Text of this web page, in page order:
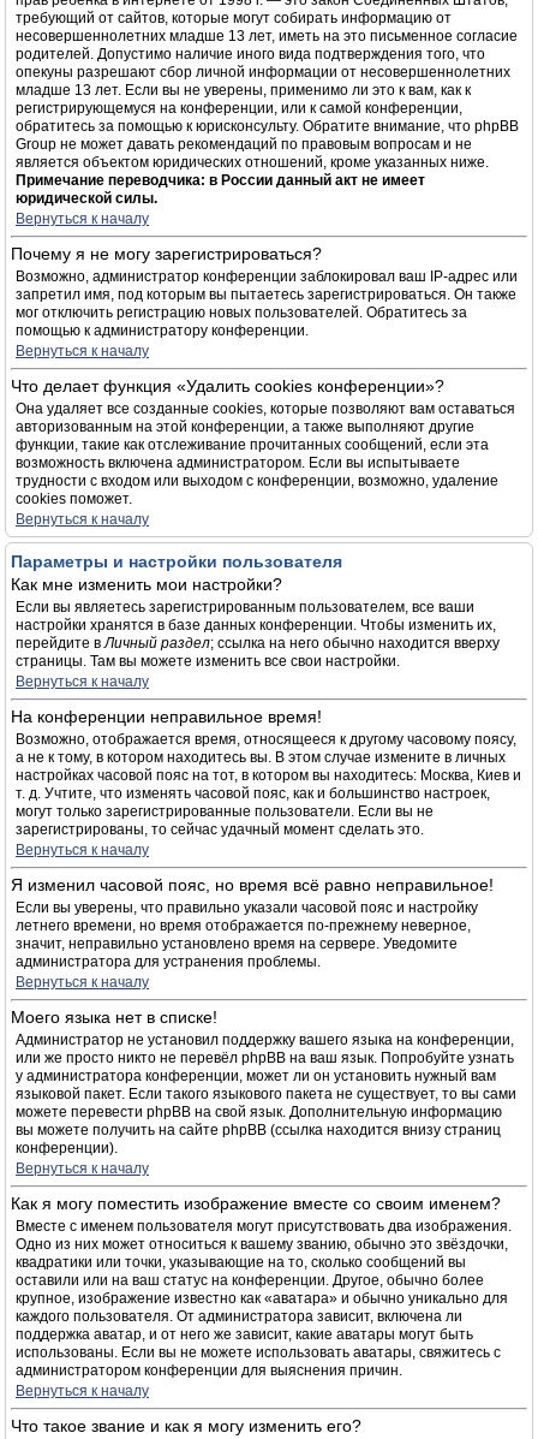
требующий от сайтов, которые могут собирать информацию от
несовершеннолетних младше 13 лет, иметь на это письменное согласие
родителей. Допустимо наличие иного вида подтверждения того, что
опекуны разрешают сбор личной информации от несовершеннолетних
младше 13 лет. Если вы не уверены, применимо ли это к вам, как к
регистрирующемуся на конференции, или к самой конференции,
обратитесь за помощью к юрисконсульту. Обратите внимание, что phpBB
Group не может давать рекомендаций по правовым вопросам и не
является объектом юридических отношений, кроме указанных ниже.
Примечание переводчика: в России данный акт не имеет
юридической силы.
Вернуться к началу
Почему я не могу зарегистрироваться?
Возможно, администратор конференции заблокировал ваш IP-адрес или
запретил имя, под которым вы пытаетесь зарегистрироваться. Он также
мог отключить регистрацию новых пользователей. Обратитесь за
помощью к администратору конференции.
Вернуться к началу
Что делает функция «Удалить cookies конференции»?
Она удаляет все созданные cookies, которые позволяют вам оставаться
авторизованным на этой конференции, а также выполняют другие
функции, такие как отслеживание прочитанных сообщений, если эта
возможность включена администратором. Если вы испытываете
трудности с входом или выходом с конференции, возможно, удаление
cookies поможет.
Вернуться к началу
Параметры и настройки пользователя
Как мне изменить мои настройки?
Если вы являетесь зарегистрированным пользователем, все ваши
настройки хранятся в базе данных конференции. Чтобы изменить их,
перейдите вЛичный раздел; ссылка на него обычно находится вверху
страницы. Там вы можете изменить все свои настройки.
Вернуться к началу
На конференции неправильное время!
Возможно, отображается время, относящееся к другому часовому поясу,
а не к тому, в котором находитесь вы. В этом случае измените в личных
настройках часовой пояс на тот, в котором вы находитесь: Москва, Киев и
т. д. Учтите, что изменять часовой пояс, как и большинство настроек,
могут только зарегистрированные пользователи. Если вы не
зарегистрированы, то сейчас удачный момент сделать это.
Вернуться к началу
Я изменил часовой пояс, но время всё равно неправильное!
Если вы уверены, что правильно указали часовой пояс и настройку
летнего времени, но время отображается по-прежнему неверное,
значит, неправильно установлено время на сервере. Уведомите
администратора для устранения проблемы.
Вернуться к началу
Моего языка нет в списке!
Администратор не установил поддержку вашего языка на конференции,
или же просто никто не перевёл phpBB на ваш язык. Попробуйте узнать
у администратора конференции, может ли он установить нужный вам
языковой пакет. Если такого языкового пакета не существует, то вы сами
можете перевести phpBB на свой язык. Дополнительную информацию
вы можете получить на сайте phpBB (ссылка находится внизу страниц
конференции).
Вернуться к началу
Как я могу поместить изображение вместе со своим именем?
Вместе с именем пользователя могут присутствовать два изображения.
Одно из них может относиться к вашему званию, обычно это звёздочки,
квадратики или точки, указывающие на то, сколько сообщений вы
оставили или на ваш статус на конференции. Другое, обычно более
крупное, изображение известно как «аватара» и обычно уникально для
каждого пользователя. От администратора зависит, включена ли
поддержка аватар, и от него же зависит, какие аватары могут быть
использованы. Если вы не можете использовать аватары, свяжитесь с
администратором конференции для выяснения причин.
Вернуться к началу
Что такое звание и как я могу изменить его?